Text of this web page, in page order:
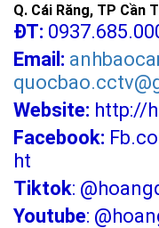
Q. Cái Răng, TP Cần
ĐT:
Email:
Website: http://
Facebook:
ht
Tiktok:
Youtube: